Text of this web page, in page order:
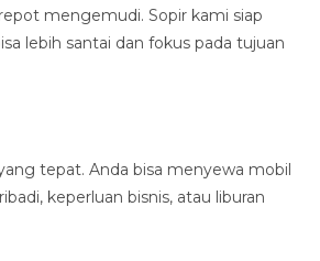
mengemudi. Sopir kami siap
lebih santai dan fokus pada tujuan
tepat. Anda bisa menyewa mobil
keperluan bisnis, atau liburan